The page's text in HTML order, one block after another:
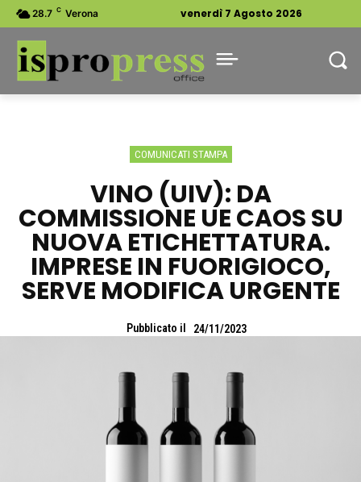
28.7 C Verona venerdì 7 Agosto 2026
COMUNICATI STAMPA
VINO (UIV): DA
COMMISSIONE UE CAOS SU
NUOVA ETICHETTATURA.
IMPRESE IN FUORIGIOCO,
SERVE MODIFICA URGENTE
Pubblicato il 24/11/2023